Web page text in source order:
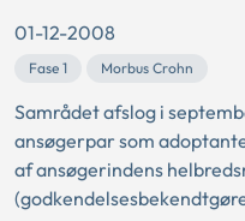
01-12-2008
Fase 1 Morbus Crohn
Samrådet afslog i
ansøgerpar som
af ansøgerindens